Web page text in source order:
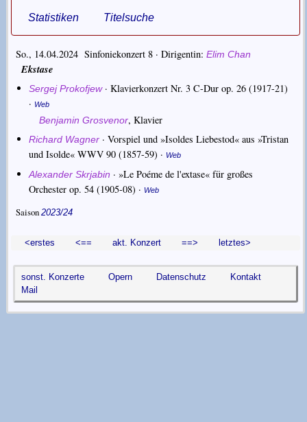
Statistiken Titelsuche
So., 14.04.2024 Sinfoniekonzert 8 ·Dirigentin Elim Chan
Ekstase
Sergej Prokofjew·Klavierkonzert Nr. 3 C-Dur op. 26 (1917-21)
· Web
Benjamin Grosvenor, Klavier
Richard Wagner ·Vorspiel und »Isoldes Liebestod« aus »Tristan
und Isolde« WWV 90 (1857-59) · Web
Alexander Skrjabin ·»Le Poéme de l'extase« für großes
Orchester op. 54 (1905-08) · Web
Saison 2023/24
<erstes <== akt. Konzert ==> letztes>
sonst. Konzerte Opern Datenschutz
Kontakt
Mail